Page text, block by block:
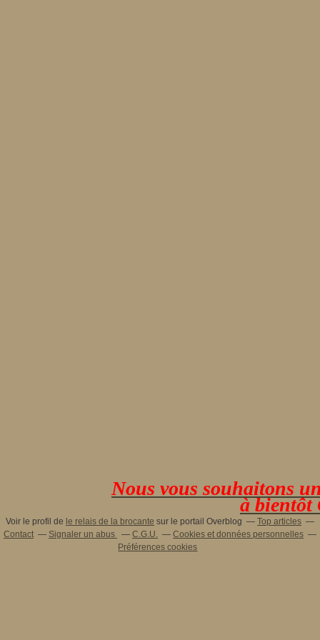
Nous vous souhaitons
à bientôt
Voir le profil de le relais de la brocante sur le portail Overblog
Top articles
Contact
Signaler un abus C.G.U.
Cookies et données personnelles
Préférences cookies